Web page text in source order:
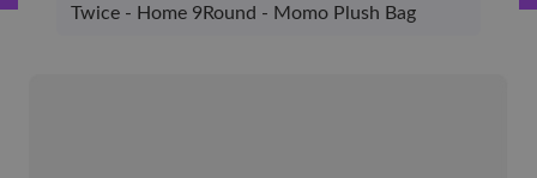
(Winkel)
Twice - Home 9Round - Momo Plush Bag